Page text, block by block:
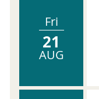
Fri
21
AUG